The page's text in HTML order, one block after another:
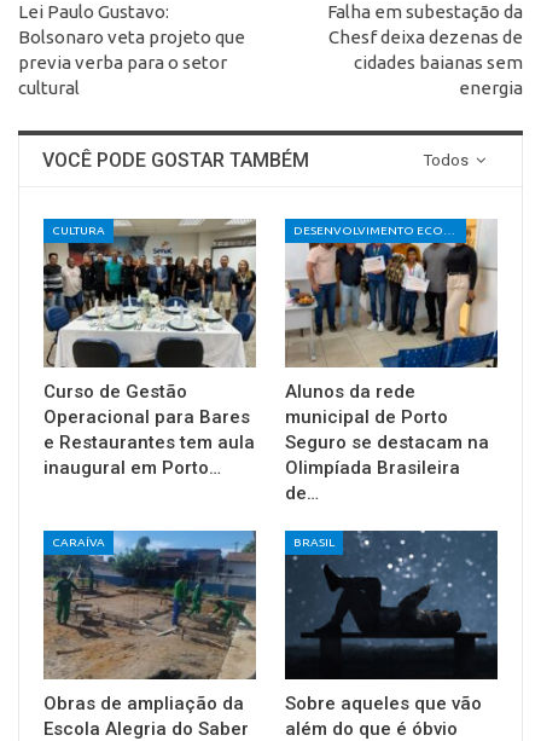
Lei Paulo Gustavo:
Bolsonaro veta projeto que
previa verba para o setor
cultural
Falha em subestação da
Chesf deixa dezenas de
cidades baianas sem
energia
Todos
VOCÊ PODE GOSTAR TAMBÉM
CULTURA
Curso de Gestão
Operacional para Bares
e Restaurantes tem aula
inaugural em Porto…
Alunos da rede
municipal de Porto
Seguro se destacam na
Olimpíada Brasileira
de…
CARAÍVA
Obras de ampliação da
Escola Alegria do Saber
BRASIL
Sobre aqueles que vão
além do que é óbvio